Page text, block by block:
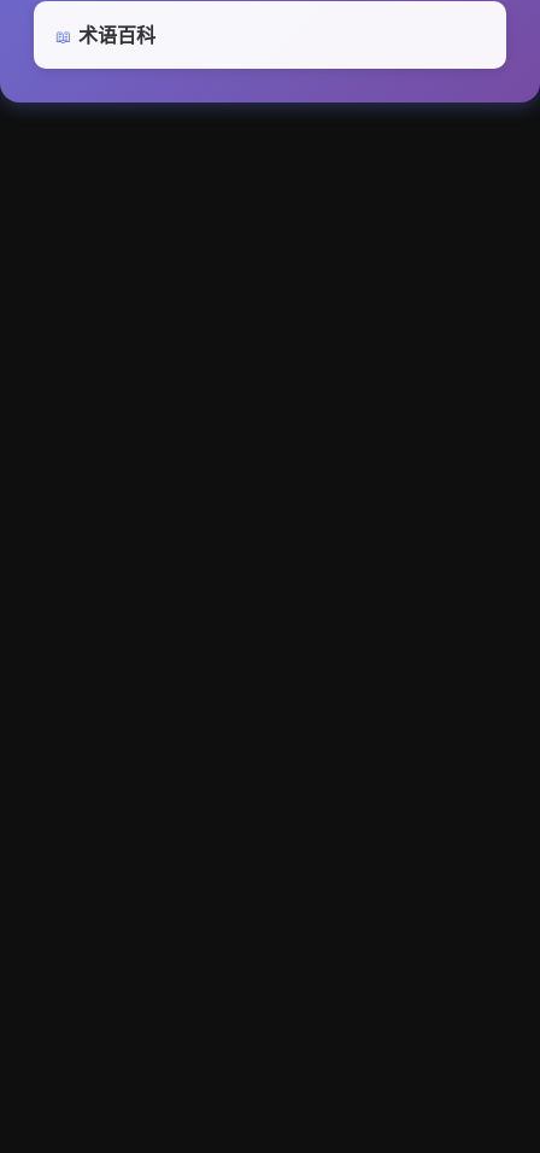
📖 术语百科